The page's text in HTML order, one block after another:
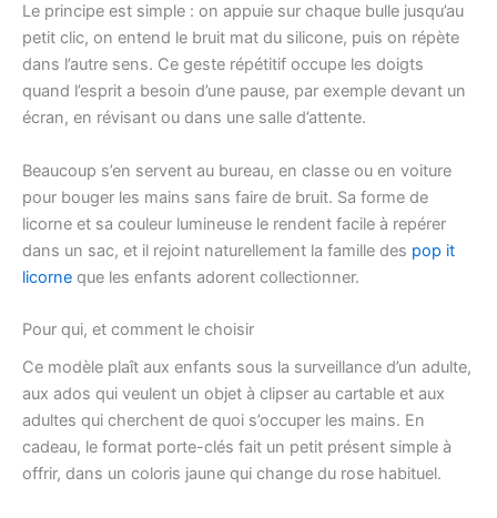
Le principe est simple : on appuie sur chaque bulle jusqu’au
petit clic, on entend le bruit mat du silicone, puis on répète
dans l’autre sens. Ce geste répétitif occupe les doigts
quand l’esprit a besoin d’une pause, par exemple devant un
écran, en révisant ou dans une salle d’attente.
Beaucoup s’en servent au bureau, en classe ou en voiture
pour bouger les mains sans faire de bruit. Sa forme de
licorne et sa couleur lumineuse le rendent facile à repérer
dans un sac, et il rejoint naturellement la famille des pop it
licorne que les enfants adorent collectionner.
Pour qui, et comment le choisir
Ce modèle plaît aux enfants sous la surveillance d’un adulte,
aux ados qui veulent un objet à clipser au cartable et aux
adultes qui cherchent de quoi s’occuper les mains. En
cadeau, le format porte-clés fait un petit présent simple à
offrir, dans un coloris jaune qui change du rose habituel.